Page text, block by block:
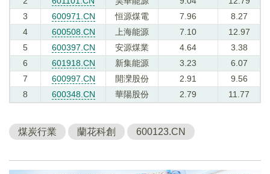
3
600971.CN 恒源煤電 7.96
8.27
4
600508.CN 上海能源 7.10
12.97
5
600397.CN 安源煤業 4.64
3.38
6
601918.CN 新集能源 3.23
6.07
7
600997.CN 開灤股份 2.91
9.56
8
600348.CN 華陽股份 2.79 11.77
煤炭行業 蘭花科創 600123.CN